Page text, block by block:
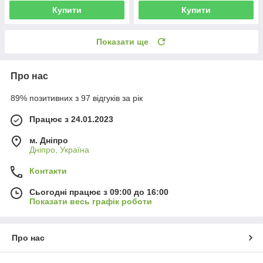
Купити Купити
Показати ще
Про нас
89% позитивних з 97 відгуків за рік
Працює з 24.01.2023
м. Дніпро
Дніпро, Україна
Контакти
Сьогодні працює з 09:00 до 16:00
Показати весь графік роботи
Про нас